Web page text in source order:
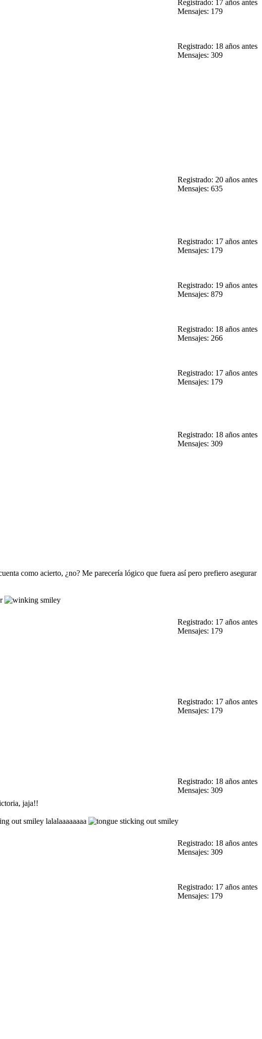
Registrado: 17 años antes
Mensajes: 179
Registrado: 18 años antes
Mensajes: 309
Registrado: 20 años antes
Mensajes: 635
Registrado: 17 años antes
Mensajes: 179
Registrado: 19 años antes
Mensajes: 879
Registrado: 18 años antes
Mensajes: 266
Registrado: 17 años antes
Mensajes: 179
Registrado: 18 años antes
Mensajes: 309
como acierto, ¿no? Me parecería lógico que fuera así pero prefiero asegurar
Registrado: 17 años antes
Mensajes: 179
Registrado: 17 años antes
Mensajes: 179
Registrado: 18 años antes
Mensajes: 309
jaja!!
lalalaaaaaaaa
Registrado: 18 años antes
Mensajes: 309
Registrado: 17 años antes
Mensajes: 179